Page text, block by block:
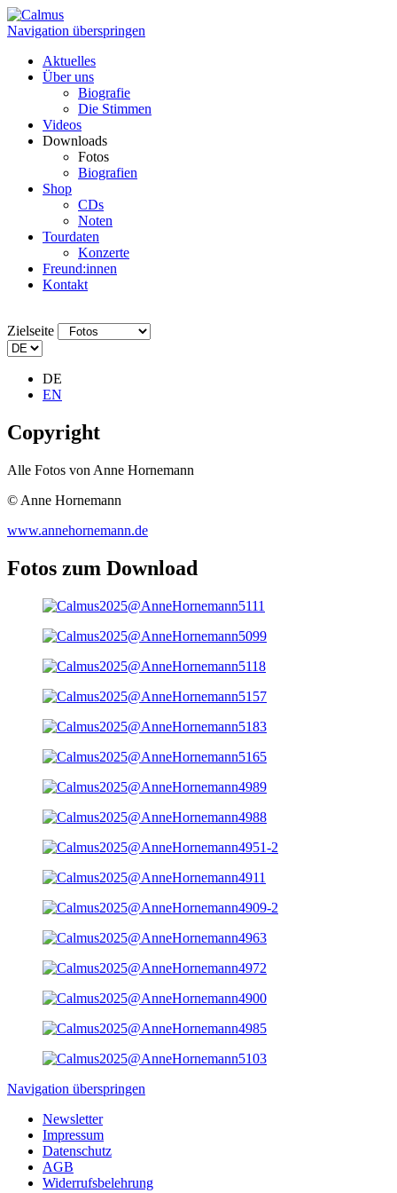
Navigation überspringen
Aktuelles
Über uns
Biografie
Die Stimmen
Videos
Downloads
Fotos
Biografien
Shop
CDs
Noten
Tourdaten
Konzerte
Freund:innen
Kontakt
Zielseite
DE
EN
Copyright
Alle Fotos von Anne Hornemann
© Anne Hornemann
www.annehornemann.de
Fotos zum Download
Navigation überspringen
Newsletter
Impressum
Datenschutz
AGB
Widerrufsbelehrung